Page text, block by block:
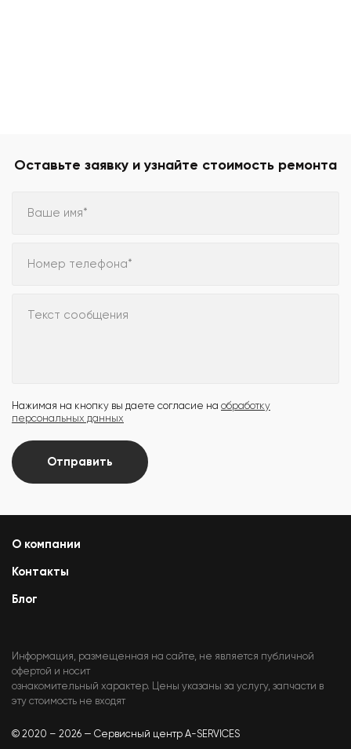
Оставьте заявку и узнайте стоимость ремонта
Ваше имя*
Номер телефона*
Текст сообщения
Нажимая на кнопку вы даете согласие на обработку
персональных данных
Отправить
О компании
Контакты
Блог
Информация, размещенная на сайте, не является публичной
офертой и носит
ознакомительный характер. Цены указаны за услугу, запчасти в
эту стоимость не входят
© 2020 – 2026 — Сервисный центр A-SERVICES